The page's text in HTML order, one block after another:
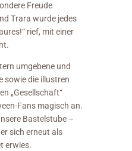
Freude
Trara wurde jedes
rief, mit einer
umgebene und
sowie die illustren
„Gesellschaft“
Fans magisch an.
Bastelstube –
sich erneut als
erwies.